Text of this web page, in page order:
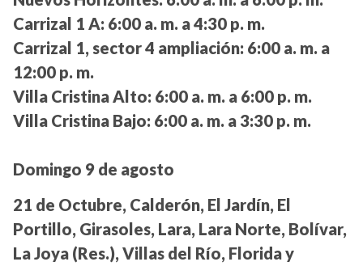
Carrizal 1 A: 6:00 a. m. a 4:30 p. m.
Carrizal 1, sector 4 ampliación: 6:00 a. m. a
12:00 p. m.
Villa Cristina Alto: 6:00 a. m. a 6:00 p. m.
Villa Cristina Bajo: 6:00 a. m. a 3:30 p. m.
Domingo 9 de agosto
21 de Octubre, Calderón, El Jardín, El
Portillo, Girasoles, Lara, Lara Norte, Bolívar,
La Joya (Res.), Villas del Río, Florida y